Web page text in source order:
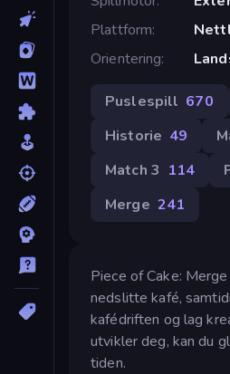
Plattform
Orientering
Puslespill 670
Historie 49
Match 3 114
Merge 241
Piece of Cake:
nedslitte kafé,
kafédriften og lag
utvikler deg, kan du
tiden.